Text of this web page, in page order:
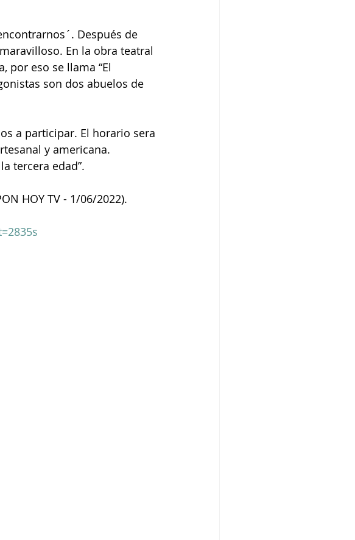
En la obra teatral
por eso se llama “El
son dos abuelos de
y americana.
tercera edad”.
HOY TV - 1/06/2022).